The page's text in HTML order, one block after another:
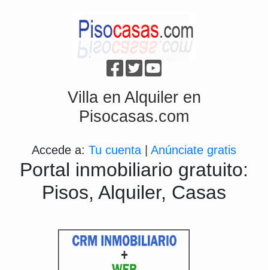
Villa en Alquiler en
Pisocasas.com
Accede a: Tu cuenta Anúnciate gratis
Portal inmobiliario gratuito:
Pisos, Alquiler, Casas